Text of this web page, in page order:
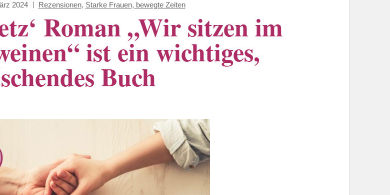
2024 Rezensionen, Starke Frauen, bewegte Zeiten
Roman „Wir sitzen im
ist ein wichtiges,
Buch